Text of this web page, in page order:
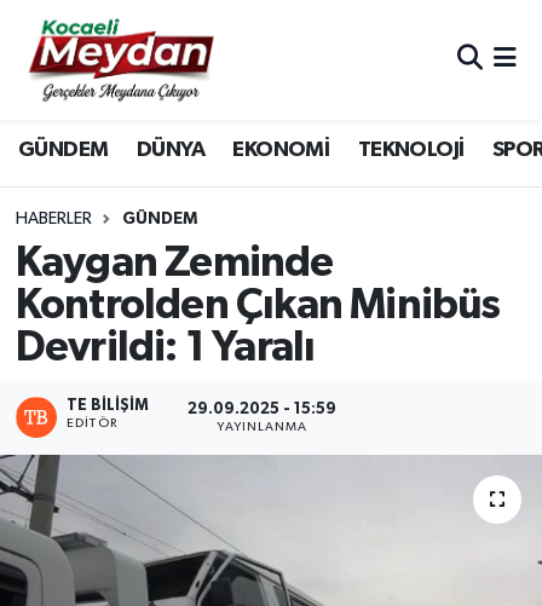
GÜNDEM DÜNYA EKONOMİ TEKNOLOJİ
HABERLER GÜNDEM
Kaygan Zeminde
Kontrolden Çıkan Minibüs
Devrildi: 1 Yaralı
TE BILIŞIM
EDITÖR
29.09.2025 - 15:59
YAYINLANMA
Nöbetçi Eczaneler
Hava Durumu
Trafik Durumu
Süper Lig Puan Durumu ve Fikstür
Tüm Manşetler
Son Dakika Haberleri
Haber Arşivi